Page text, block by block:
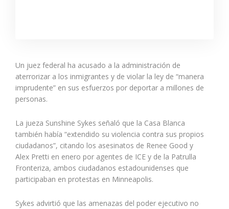
Un juez federal ha acusado a la administración de
aterrorizar a los inmigrantes y de violar la ley de “manera
imprudente” en sus esfuerzos por deportar a millones de
personas.
La jueza Sunshine Sykes señaló que la Casa Blanca
también había “extendido su violencia contra sus propios
ciudadanos”, citando los asesinatos de Renee Good y
Alex Pretti en enero por agentes de ICE y de la Patrulla
Fronteriza, ambos ciudadanos estadounidenses que
participaban en protestas en Minneapolis.
Sykes advirtió que las amenazas del poder ejecutivo no